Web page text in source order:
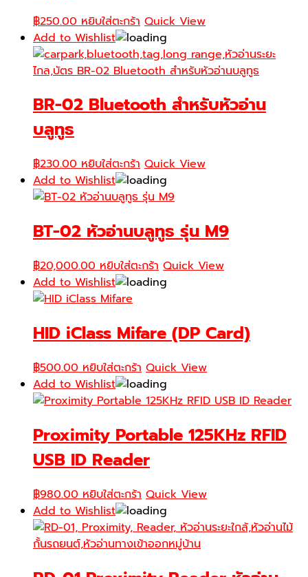
฿250.00 หยิบใส่ตะกร้า Quick View
Add to Wishlist
BR-02 Bluetooth สำหรับหัวอ่าน
บลูทูธ
฿230.00 หยิบใส่ตะกร้า Quick View
Add to Wishlist
BT-02 หัวอ่านบลูทูธ รุ่น M9
฿20,000.00 หยิบใส่ตะกร้า Quick View
Add to Wishlist
HID iClass Mifare (DP Card)
฿500.00 หยิบใส่ตะกร้า Quick View
Add to Wishlist
Proximity Portable 125KHz RFID
USB ID Reader
฿980.00 หยิบใส่ตะกร้า Quick View
Add to Wishlist